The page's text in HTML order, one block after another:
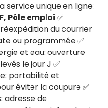
unique en ligne:
Pôle emploi ✅
du courrier
ou programmée ✅
et eau: ouverture
le jour J ✅
portabilité et
éviter la coupure ✅
adresse de